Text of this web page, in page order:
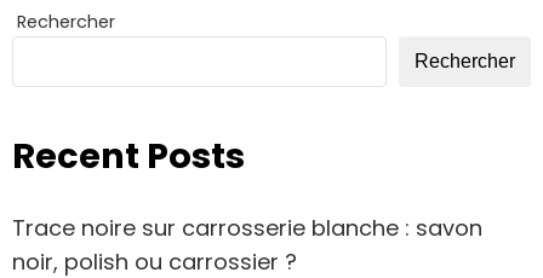
Rechercher
Rechercher
Recent Posts
Trace noire sur carrosserie blanche : savon
noir, polish ou carrossier ?